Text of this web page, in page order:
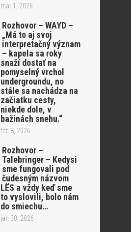
mar 1, 2026
Rozhovor – WAYD –
„Má to aj svoj
interpretačný význam
– kapela sa roky
snaží dostať na
pomyselný vrchol
undergroundu, no
stále sa nachádza na
začiatku cesty,
niekde dole, v
bažinách snehu.“
feb 8, 2026
Rozhovor –
Talebringer – Kedysi
sme fungovali pod
čudesným názvom
LËS a vždy keď sme
to vyslovili, bolo nám
do smiechu…
jan 30, 2026